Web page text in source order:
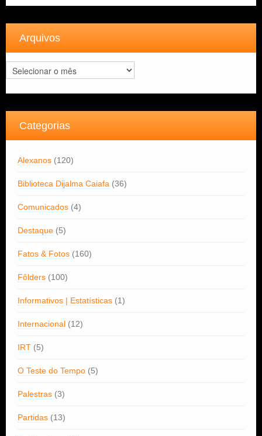
Arquivos
Arquivos
Categorias
Alexanos (120)
Biblioteca Dijalma Caiafa (36)
Comunicados (4)
Destaque (5)
Fatos & Fotos (160)
Fôlders (100)
Informativos | Estatísticas (1)
Internacional (12)
IRT (5)
O Teste do Tempo (5)
Palestras (3)
Partidas (13)